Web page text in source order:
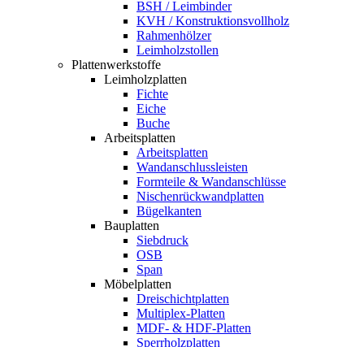
BSH / Leimbinder
KVH / Konstruktionsvollholz
Rahmenhölzer
Leimholzstollen
Plattenwerkstoffe
Leimholzplatten
Fichte
Eiche
Buche
Arbeitsplatten
Arbeitsplatten
Wandanschlussleisten
Formteile & Wandanschlüsse
Nischenrückwandplatten
Bügelkanten
Bauplatten
Siebdruck
OSB
Span
Möbelplatten
Dreischichtplatten
Multiplex-Platten
MDF- & HDF-Platten
Sperrholzplatten